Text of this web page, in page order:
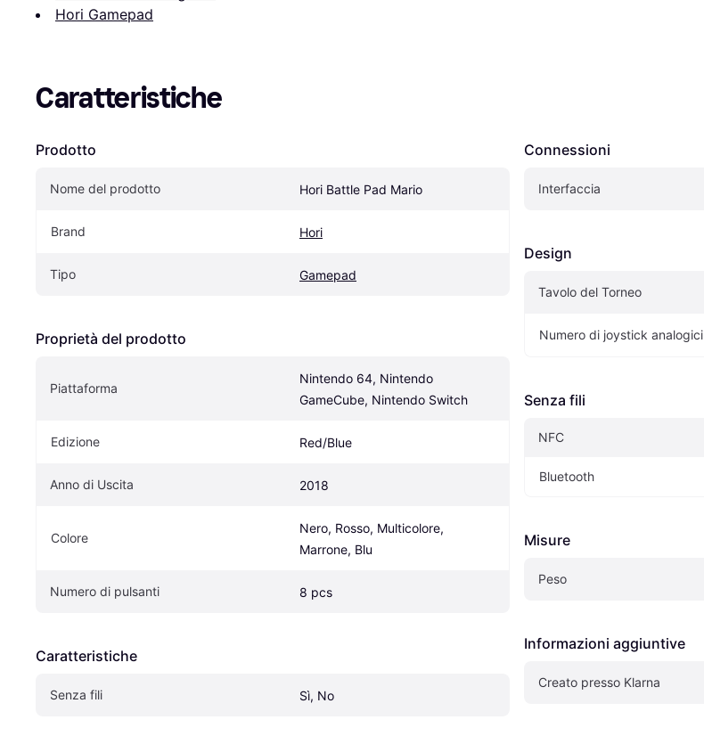
Hori Gamepad
Caratteristiche
Prodotto
Nome del prodotto Hori Battle Pad Mario
Brand Hori
Tipo Gamepad
Proprietà del prodotto
Piattaforma
Nintendo 64, Nintendo
GameCube, Nintendo Switch
Edizione Red/Blue
Anno di Uscita 2018
Colore
Nero, Rosso, Multicolore,
Marrone, Blu
Numero di pulsanti 8 pcs
Caratteristiche
Senza fili Sì, No
Connessioni
Interfaccia
Design
Tavolo del Torneo
Numero di joystick analogici
Senza fili
NFC
Bluetooth
Misure
Peso
Informazioni aggiuntive
Creato presso Klarna